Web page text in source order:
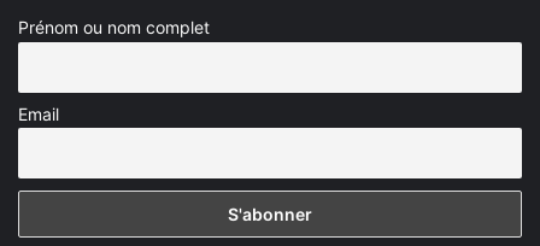
Prénom ou nom complet
Email